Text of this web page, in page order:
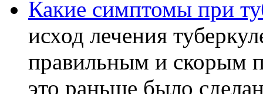
Какие симптомы при
исход лечения
правильным и скорым
это раньше было